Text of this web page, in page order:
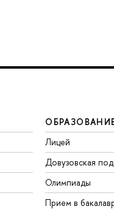
ОБРАЗОВАНИЕ
Лицей
Довузовская
Олимпиады
Прием в